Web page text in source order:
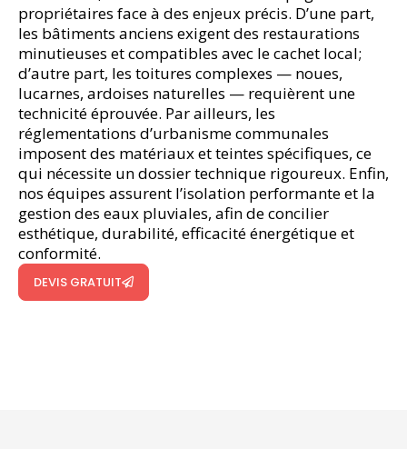
propriétaires face à des enjeux précis. D’une part,
les bâtiments anciens exigent des restaurations
minutieuses et compatibles avec le cachet local;
d’autre part, les toitures complexes — noues,
lucarnes, ardoises naturelles — requièrent une
technicité éprouvée. Par ailleurs, les
réglementations d’urbanisme communales
imposent des matériaux et teintes spécifiques, ce
qui nécessite un dossier technique rigoureux. Enfin,
nos équipes assurent l’isolation performante et la
gestion des eaux pluviales, afin de concilier
esthétique, durabilité, efficacité énergétique et
conformité.
DEVIS GRATUIT